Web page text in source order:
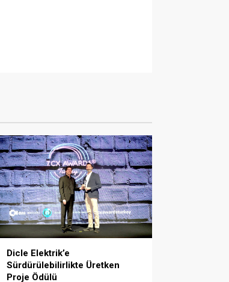
Dicle Elektrik’e
Sürdürülebilirlikte Üretken
Proje Ödülü